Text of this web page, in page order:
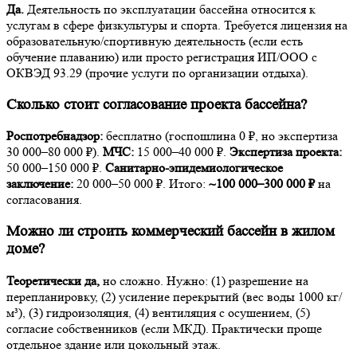
Да. Деятельность по эксплуатации бассейна относится к
услугам в сфере физкультуры и спорта. Требуется лицензия на
образовательную/спортивную деятельность (если есть
обучение плаванию) или просто регистрация ИП/ООО с
ОКВЭД 93.29 (прочие услуги по организации отдыха).
Сколько стоит согласование проекта бассейна?
Роспотребнадзор: бесплатно (госпошлина 0 ₽, но экспертиза
30 000–80 000 ₽). МЧС: 15 000–40 000 ₽. Экспертиза проекта:
50 000–150 000 ₽. Санитарно-эпидемиологическое
заключение: 20 000–50 000 ₽. Итого: ~100 000–300 000 ₽на
согласования.
Можно ли строить коммерческий бассейн в жилом
доме?
Теоретически да, но сложно. Нужно: (1) разрешение на
перепланировку, (2) усиление перекрытий (вес воды 1000 кг/
м³), (3) гидроизоляция, (4) вентиляция с осушением, (5)
согласие собственников (если МКД). Практически проще
отдельное здание или цокольный этаж.